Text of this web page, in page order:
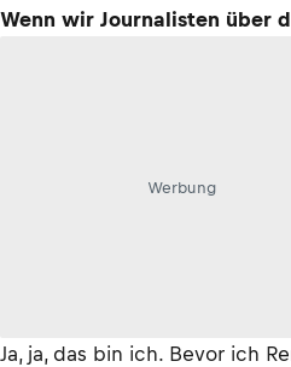
Wenn wir Journalisten über
Werbung
Ja, ja, das bin ich. Bevor ich